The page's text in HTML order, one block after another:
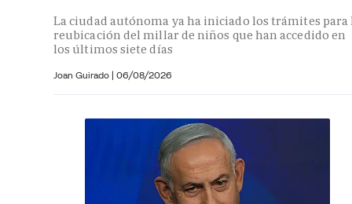
La ciudad autónoma ya ha iniciado los trámites para
reubicación del millar de niños que han accedido en
los últimos siete días
Joan Guirado | 06/08/2026